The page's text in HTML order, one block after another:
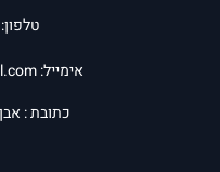
טלפון: 02-6248293
אימייל:
כתובת : אבן